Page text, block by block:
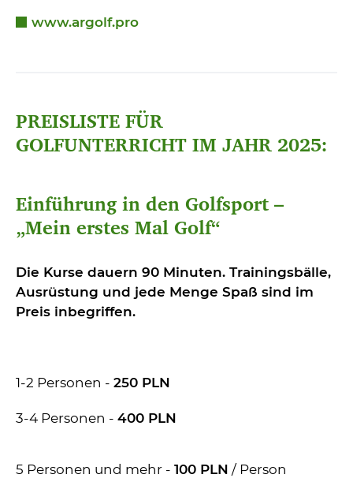
www.argolf.pro
PREISLISTE FÜR
GOLFUNTERRICHT IM JAHR 2025:
Einführung in den Golfsport –
„Mein erstes Mal Golf“
Die Kurse dauern 90 Minuten. Trainingsbälle,
Ausrüstung und jede Menge Spaß sind im
Preis inbegriffen.
1-2 Personen - 250 PLN
3-4 Personen - 400 PLN
5 Personen und mehr - 100 PLN / Person